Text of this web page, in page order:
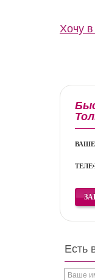
Хочу
Есть
Ваше